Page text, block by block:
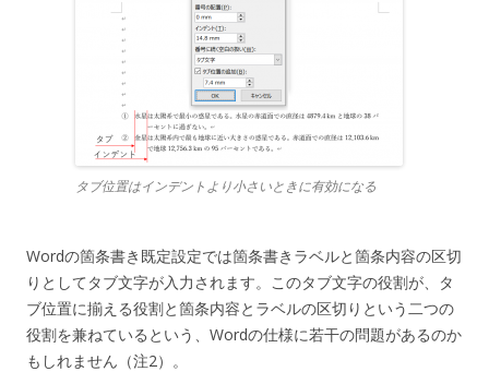
タブ位置はインデントより小さいときに有効になる
Wordの箇条書き既定設定では箇条書きラベルと箇条内容の区切
りとしてタブ文字が入力されます。このタブ文字の役割が、タ
ブ位置に揃える役割と箇条内容とラベルの区切りという二つの
役割を兼ねているという、Wordの仕様に若干の問題があるのか
もしれません（注2）。